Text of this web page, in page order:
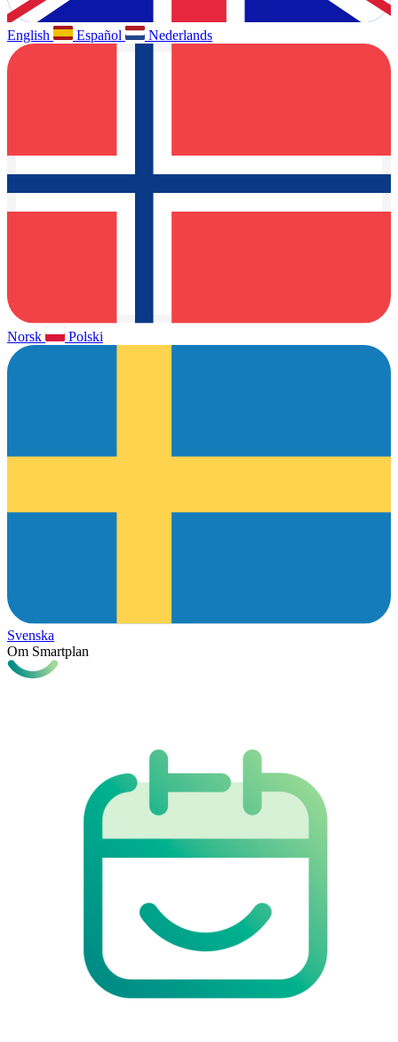
English Español Nederlands
Norsk Polski
Svenska
Om Smartplan